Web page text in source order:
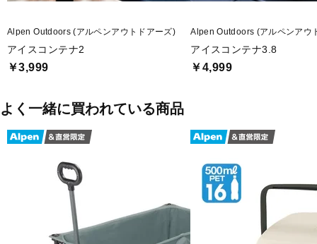
Alpen Outdoors (アルペンアウトドアーズ)
アイスコンテナ2
￥3,999
Alpen Outdoors (アルペンアウ
アイスコンテナ3.8
￥4,999
よく一緒に買われている商品